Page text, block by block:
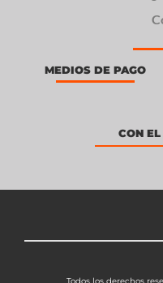
MEDIOS DE PAGO
CON
Todos los derechos